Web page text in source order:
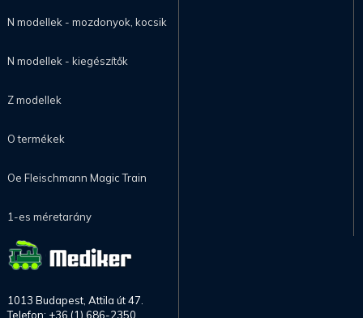
N modellek - mozdonyok, kocsik
N modellek - kiegészítők
Z modellek
O termékek
Oe Fleischmann Magic Train
1-es méretarány
1013 Budapest, Attila út 47.
Telefon: +36 (1) 686-2350